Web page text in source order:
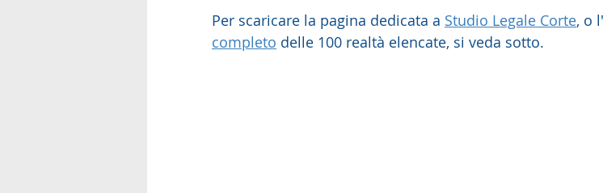
Per scaricare la pagina dedicata a Studio Legale Corte, o l'
completo delle 100 realtà elencate, si veda sotto.